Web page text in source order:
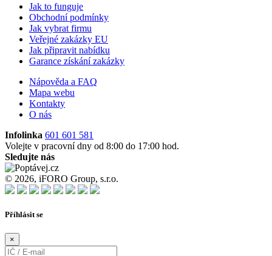
Jak to funguje
Obchodní podmínky
Jak vybrat firmu
Veřejné zakázky EU
Jak připravit nabídku
Garance získání zakázky
Nápověda a FAQ
Mapa webu
Kontakty
O nás
Infolinka 601 601 581
Volejte v pracovní dny od 8:00 do 17:00 hod.
Sledujte nás
© 2026, iFORO Group, s.r.o.
Příhlásit se
×